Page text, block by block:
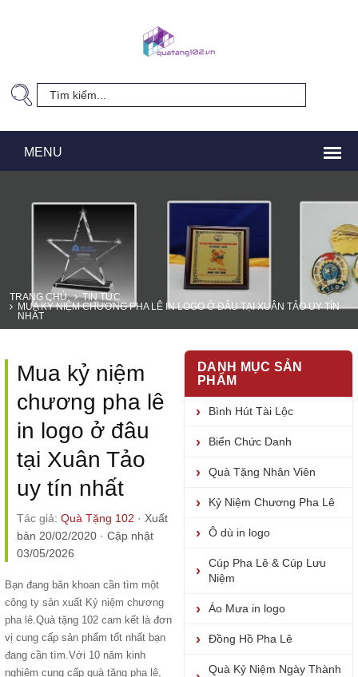
TRANG CHỦ
TIN TỨC
MUA KỶ NIỆM CHƯƠNG PHA LÊ IN LOGO Ở ĐÂU TẠI XUÂN TẢO UY TÍN
NHẤT
Mua kỷ niệm
chương pha lê
in logo ở đâu
tại Xuân Tảo
uy tín nhất
Tác giả: Quà Tặng 102 · Xuất
bản 20/02/2020 · Cập nhật
03/05/2026
Bạn đang băn khoan cần tìm một
công ty sản xuất Kỷ niệm chương
pha lê.Quà tặng 102 cam kết là đơn
vị cung cấp sản phẩm tốt nhất bạn
đang cần tìm.Với 10 năm kinh
nghiệm cung cấp quà tặng pha lê,
DANH MỤC SẢN
PHẨM
Bình Hút Tài Lộc
Biển Chức Danh
Quà Tặng Nhân Viên
Kỷ Niệm Chương Pha Lê
Ô dù in logo
Cúp Pha Lê & Cúp Lưu
Niệm
Áo Mưa in logo
Đồng Hồ Pha Lê
Quà Kỷ Niệm Ngày Thành